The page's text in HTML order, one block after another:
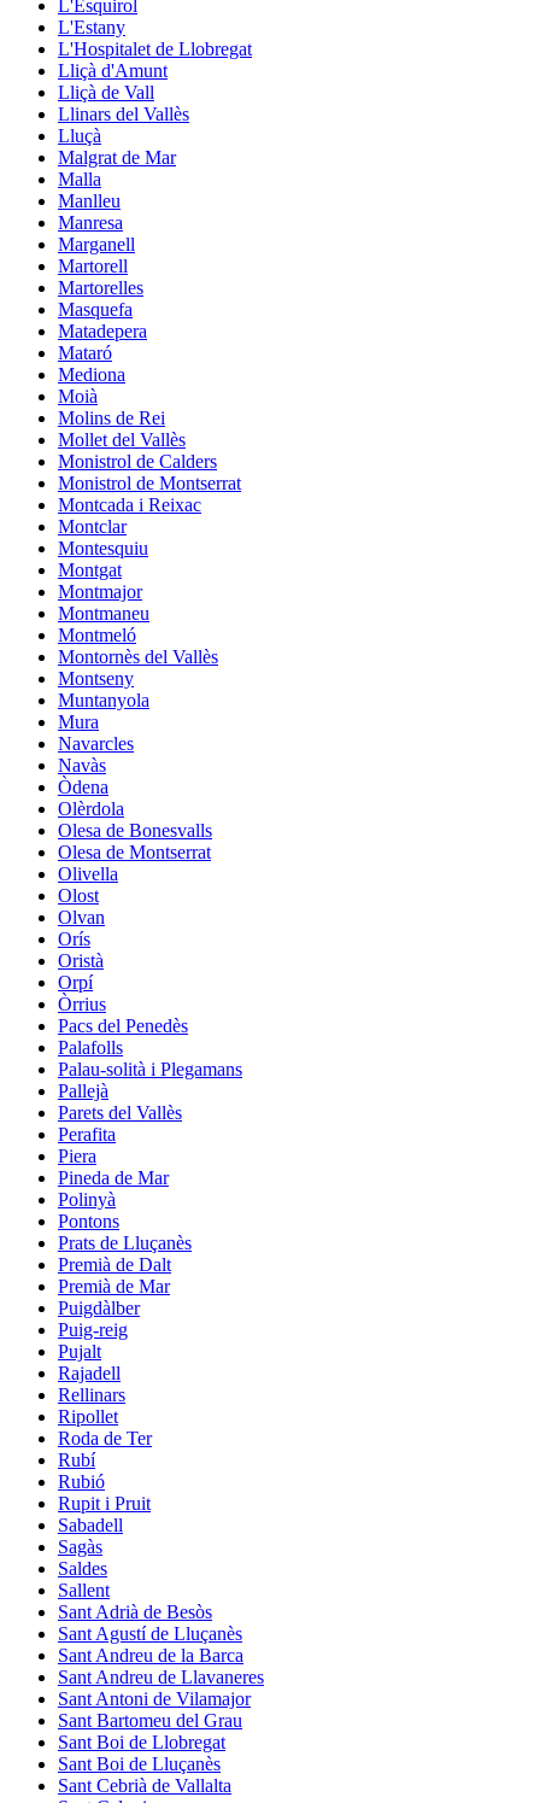
L'Esquirol
L'Estany
L'Hospitalet de Llobregat
Lliçà d'Amunt
Lliçà de Vall
Llinars del Vallès
Lluçà
Malgrat de Mar
Malla
Manlleu
Manresa
Marganell
Martorell
Martorelles
Masquefa
Matadepera
Mataró
Mediona
Moià
Molins de Rei
Mollet del Vallès
Monistrol de Calders
Monistrol de Montserrat
Montcada i Reixac
Montclar
Montesquiu
Montgat
Montmajor
Montmaneu
Montmeló
Montornès del Vallès
Montseny
Muntanyola
Mura
Navarcles
Navàs
Òdena
Olèrdola
Olesa de Bonesvalls
Olesa de Montserrat
Olivella
Olost
Olvan
Orís
Oristà
Orpí
Òrrius
Pacs del Penedès
Palafolls
Palau-solità i Plegamans
Pallejà
Parets del Vallès
Perafita
Piera
Pineda de Mar
Polinyà
Pontons
Prats de Lluçanès
Premià de Dalt
Premià de Mar
Puigdàlber
Puig-reig
Pujalt
Rajadell
Rellinars
Ripollet
Roda de Ter
Rubí
Rubió
Rupit i Pruit
Sabadell
Sagàs
Saldes
Sallent
Sant Adrià de Besòs
Sant Agustí de Lluçanès
Sant Andreu de la Barca
Sant Andreu de Llavaneres
Sant Antoni de Vilamajor
Sant Bartomeu del Grau
Sant Boi de Llobregat
Sant Boi de Lluçanès
Sant Cebrià de Vallalta